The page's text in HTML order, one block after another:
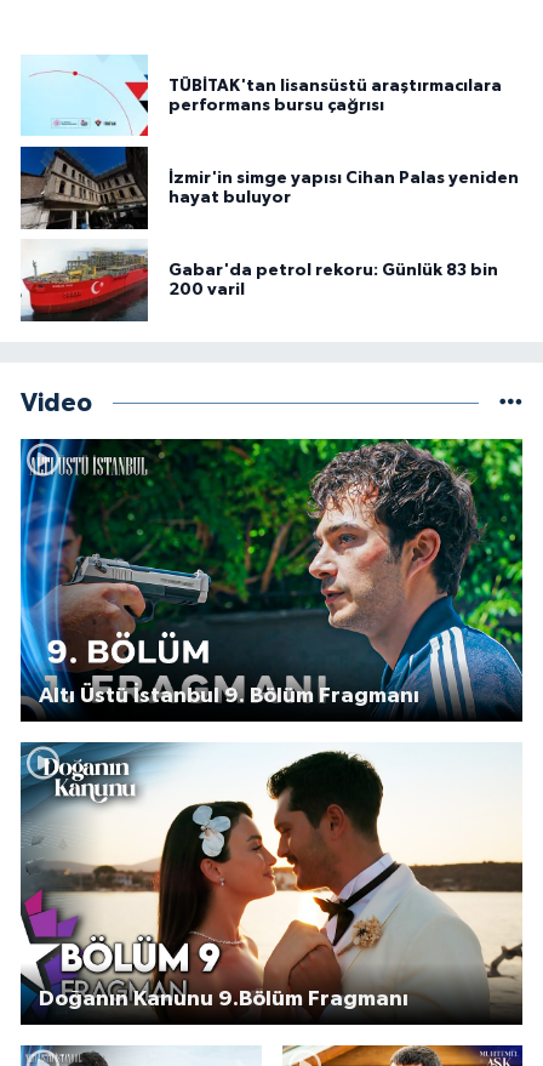
TÜBİTAK'tan lisansüstü araştırmacılara
performans bursu çağrısı
İzmir'in simge yapısı Cihan Palas yeniden
hayat buluyor
Gabar'da petrol rekoru: Günlük 83 bin
200 varil
Video
Altı Üstü İstanbul 9. Bölüm Fragmanı
Doğanın Kanunu 9.Bölüm Fragmanı